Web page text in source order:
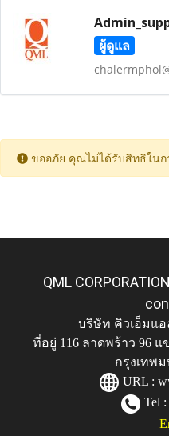
ผู้ดูแล
ขออภัย คุณไม่ได้รับสิทธิใน
QML
บริษัท คิวเอ็มแ
ที่อยู่ 116 ลาดพร้าว 96
กรุงเทพ
URL :
Tel